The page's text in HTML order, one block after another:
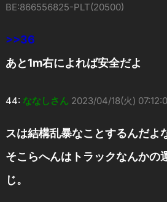
BE:866556825-PLT(20500)
>>36
あと1m右によれば安全だよ
44: ななしさん 2023/04/18(火)
スは結構乱暴なことするんだよ
そこらへんはトラックなんかの
じ。